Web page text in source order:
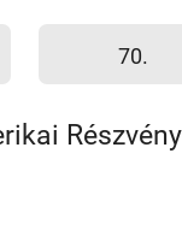
70.